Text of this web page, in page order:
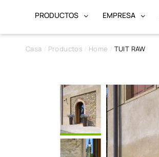
PRODUCTOS EMPRESA
Casa Productos Home TUIT RAW